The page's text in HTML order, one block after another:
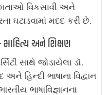
વિકસાવી અને
ઘટાડવામાં મદદ કરી છે.
સાહિત્ય અને શિક્ષણ
સાથે જોડાયેલા ડૉ.
હિન્દી ભાષાના વિદ્વાન
ભાષાવિજ્ઞાનના